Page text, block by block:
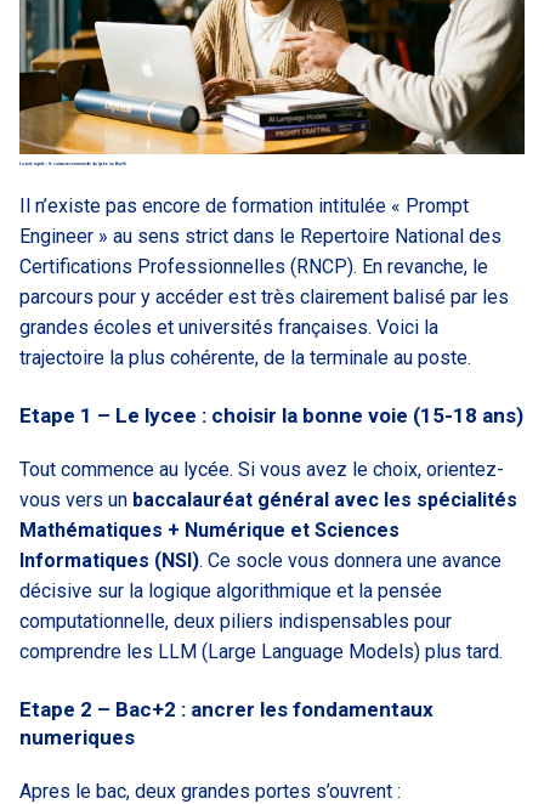
La voie royale : le cursus recommande du lycee au Bac+6
Il n’existe pas encore de formation intitulée « Prompt
Engineer » au sens strict dans le Repertoire National des
Certifications Professionnelles (RNCP). En revanche, le
parcours pour y accéder est très clairement balisé par les
grandes écoles et universités françaises. Voici la
trajectoire la plus cohérente, de la terminale au poste.
Etape 1 – Le lycee : choisir la bonne voie (15-18 ans)
Tout commence au lycée. Si vous avez le choix, orientez-
vous vers un baccalauréat général avec les spécialités
Mathématiques + Numérique et Sciences
Informatiques (NSI). Ce socle vous donnera une avance
décisive sur la logique algorithmique et la pensée
computationnelle, deux piliers indispensables pour
comprendre les LLM (Large Language Models) plus tard.
Etape 2 – Bac+2 : ancrer les fondamentaux
numeriques
Apres le bac, deux grandes portes s’ouvrent :